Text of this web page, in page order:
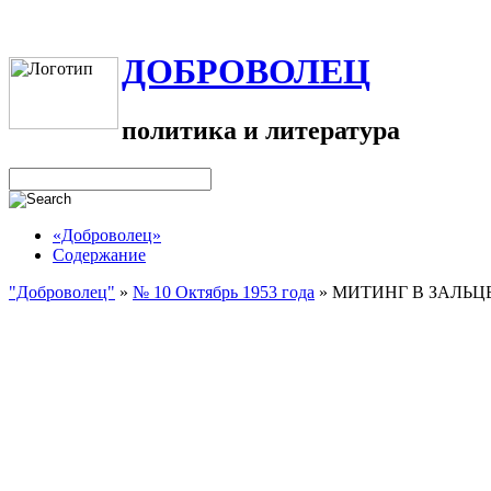
ДОБРОВОЛЕЦ
политика и литература
«Доброволец»
Содержание
"Доброволец" » № 10 Октябрь 1953 года » МИТИНГ В